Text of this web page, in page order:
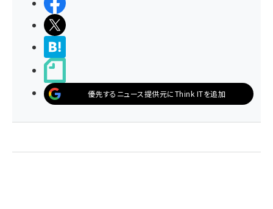
優先するニュース提供元にThink ITを追加